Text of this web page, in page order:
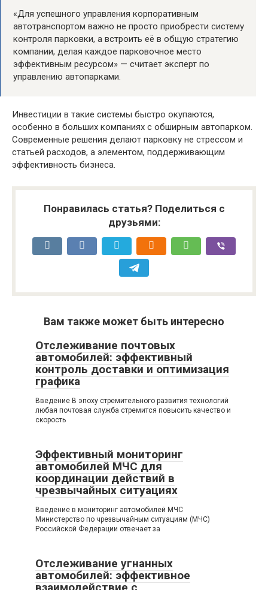
«Для успешного управления корпоративным
автотранспортом важно не просто приобрести систему
контроля парковки, а встроить её в общую стратегию
компании, делая каждое парковочное место
эффективным ресурсом» — считает эксперт по
управлению автопарками.
Инвестиции в такие системы быстро окупаются,
особенно в больших компаниях с обширным автопарком.
Современные решения делают парковку не стрессом и
статьей расходов, а элементом, поддерживающим
эффективность бизнеса.
Понравилась статья? Поделиться с
друзьями:
Вам также может быть интересно
Отслеживание почтовых
автомобилей: эффективный
контроль доставки и оптимизация
графика
Введение В эпоху стремительного развития технологий
любая почтовая служба стремится повысить качество и
скорость
Эффективный мониторинг
автомобилей МЧС для
координации действий в
чрезвычайных ситуациях
Введение в мониторинг автомобилей МЧС
Министерство по чрезвычайным ситуациям (МЧС)
Российской Федерации отвечает за
Отслеживание угнанных
автомобилей: эффективное
взаимодействие с